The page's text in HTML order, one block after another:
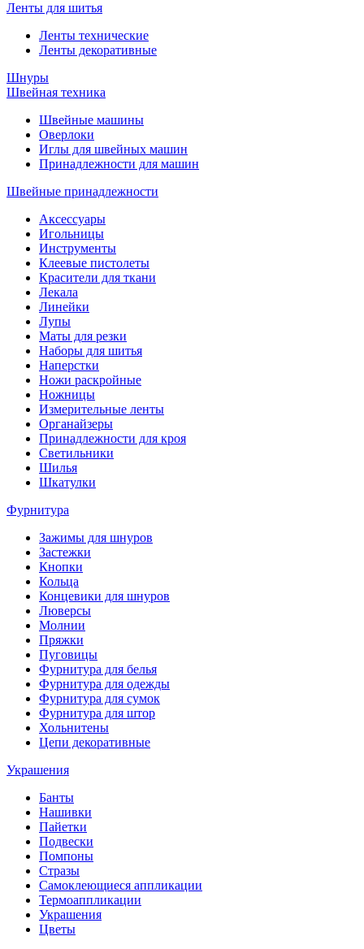
Ленты для шитья
Ленты технические
Ленты декоративные
Шнуры
Швейная техника
Швейные машины
Оверлоки
Иглы для швейных машин
Принадлежности для машин
Швейные принадлежности
Аксессуары
Игольницы
Инструменты
Клеевые пистолеты
Красители для ткани
Лекала
Линейки
Лупы
Маты для резки
Наборы для шитья
Наперстки
Ножи раскройные
Ножницы
Измерительные ленты
Органайзеры
Принадлежности для кроя
Светильники
Шилья
Шкатулки
Фурнитура
Зажимы для шнуров
Застежки
Кнопки
Кольца
Концевики для шнуров
Люверсы
Молнии
Пряжки
Пуговицы
Фурнитура для белья
Фурнитура для одежды
Фурнитура для сумок
Фурнитура для штор
Хольнитены
Цепи декоративные
Украшения
Банты
Нашивки
Пайетки
Подвески
Помпоны
Стразы
Самоклеющиеся аппликации
Термоаппликации
Украшения
Цветы